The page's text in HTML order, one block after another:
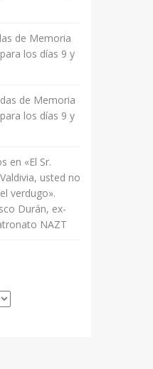
de Memoria
los días 9 y
de Memoria
los días 9 y
en «El Sr.
usted no
verdugo».
Durán, ex-
NAZT